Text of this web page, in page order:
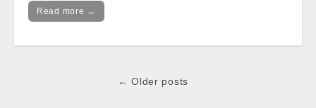
Read more →
← Older posts